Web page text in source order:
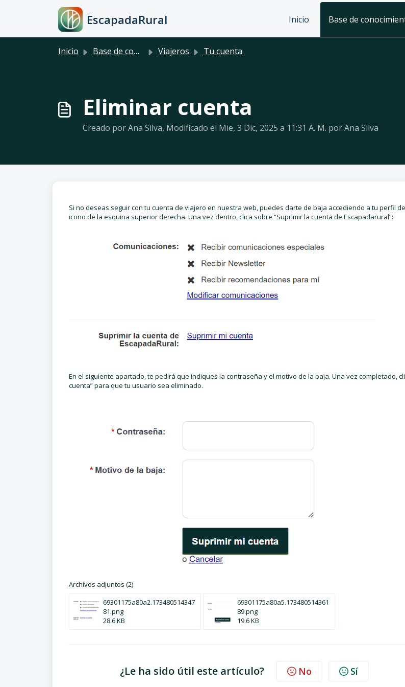
Saltar al contenido principal
EscapadaRural Inicio Base de
Inicio Base de conocimientos Viajeros Tu cuenta
Eliminar cuenta
Creado por Ana Silva, Modificado el Mie, 3 Dic, 2025 a 11:31 A. M. por Ana Silva
Si no deseas seguir con tu cuenta de viajero en nuestra web, puedes darte de baja accediendo a tu perfil
icono de la esquina superior derecha. Una vez dentro, clica sobre “Suprimir la cuenta de Escapadarural”:
En el siguiente apartado, te pedirá que indiques la contraseña y el motivo de la baja. Una vez completado,
cuenta” para que tu usuario sea eliminado.
Archivos adjuntos (2)
69301175a80a2.173480514347
81.png
28.6 KB
69301175a80a5.173480514361
89.png
19.6 KB
¿Le ha sido útil este artículo? No Sí